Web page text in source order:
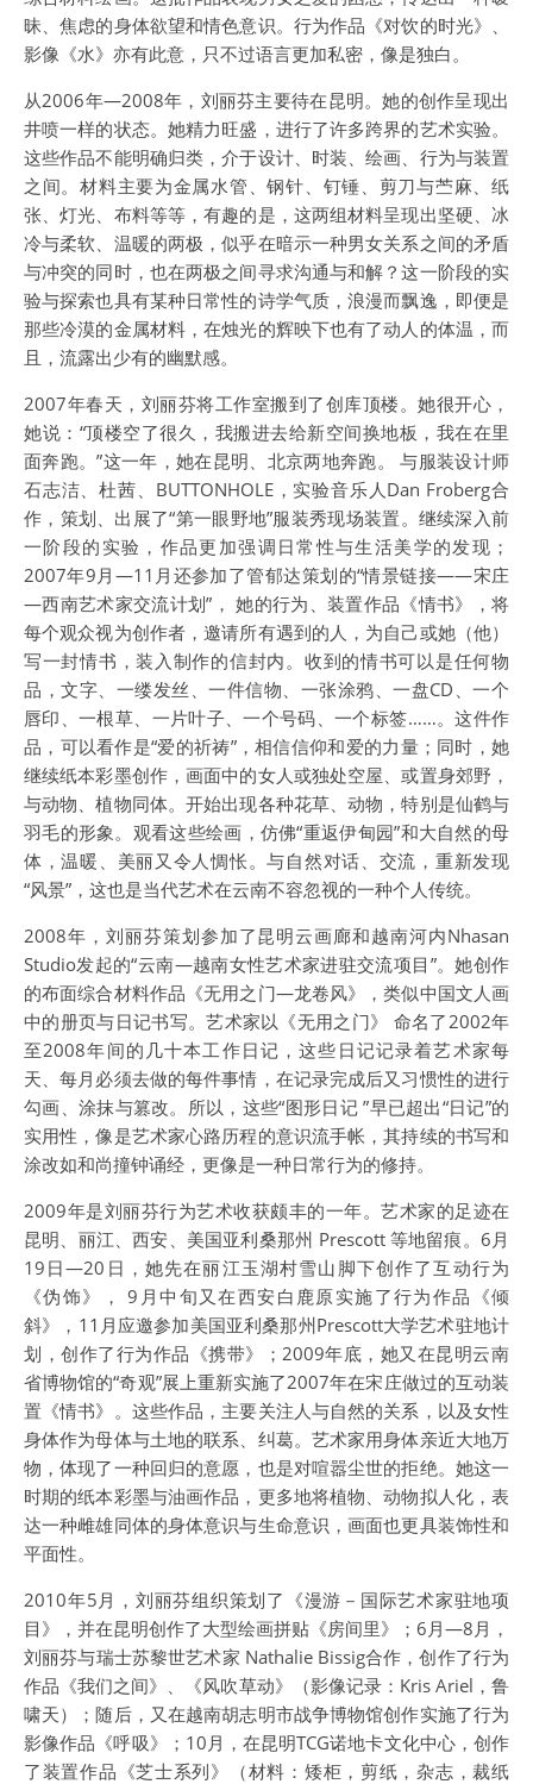
昧、焦虑的身体欲望和情色意识。行为作品《对饮的时光》、
影像《水》亦有此意，只不过语言更加私密，像是独白。
从2006年—2008年，刘丽芬主要待在昆明。她的创作呈现出
井喷一样的状态。她精力旺盛，进行了许多跨界的艺术实验。
这些作品不能明确归类，介于设计、时装、绘画、行为与装置
之间。材料主要为金属水管、钢针、钉锤、剪刀与苎麻、纸
张、灯光、布料等等，有趣的是，这两组材料呈现出坚硬、冰
冷与柔软、温暖的两极，似乎在暗示一种男女关系之间的矛盾
与冲突的同时，也在两极之间寻求沟通与和解？这一阶段的实
验与探索也具有某种日常性的诗学气质，浪漫而飘逸，即便是
那些冷漠的金属材料，在烛光的辉映下也有了动人的体温，而
且，流露出少有的幽默感。
2007年春天，刘丽芬将工作室搬到了创库顶楼。她很开心，
她说：“顶楼空了很久，我搬进去给新空间换地板，我在在里
面奔跑。”这一年，她在昆明、北京两地奔跑。 与服装设计师
石志洁、杜茜、BUTTONHOLE，实验音乐人Dan Froberg合
作，策划、出展了“第一眼野地”服装秀现场装置。继续深入前
一阶段的实验，作品更加强调日常性与生活美学的发现；
2007年9月—11月还参加了管郁达策划的“情景链接——宋庄
—西南艺术家交流计划”， 她的行为、装置作品《情书》，将
每个观众视为创作者，邀请所有遇到的人，为自己或她（他）
写一封情书，装入制作的信封内。收到的情书可以是任何物
品，文字、一缕发丝、一件信物、一张涂鸦、一盘CD、一个
唇印、一根草、一片叶子、一个号码、一个标签……。这件作
品，可以看作是“爱的祈祷”，相信信仰和爱的力量；同时，她
继续纸本彩墨创作，画面中的女人或独处空屋、或置身郊野，
与动物、植物同体。开始出现各种花草、动物，特别是仙鹤与
羽毛的形象。观看这些绘画，仿佛“重返伊甸园”和大自然的母
体，温暖、美丽又令人惆怅。与自然对话、交流，重新发现
“风景”，这也是当代艺术在云南不容忽视的一种个人传统。
2008年，刘丽芬策划参加了昆明云画廊和越南河内Nhasan
Studio发起的“云南—越南女性艺术家进驻交流项目”。她创作
的布面综合材料作品《无用之门—龙卷风》，类似中国文人画
中的册页与日记书写。艺术家以《无用之门》 命名了2002年
至2008年间的几十本工作日记，这些日记记录着艺术家每
天、每月必须去做的每件事情，在记录完成后又习惯性的进行
勾画、涂抹与篡改。所以，这些“图形日记 ”早已超出“日记”的
实用性，像是艺术家心路历程的意识流手帐，其持续的书写和
涂改如和尚撞钟诵经，更像是一种日常行为的修持。
2009年是刘丽芬行为艺术收获颇丰的一年。艺术家的足迹在
昆明、丽江、西安、美国亚利桑那州 Prescott 等地留痕。6月
19日—20日，她先在丽江玉湖村雪山脚下创作了互动行为
《伪饰》， 9月中旬又在西安白鹿原实施了行为作品《倾
斜》，11月应邀参加美国亚利桑那州Prescott大学艺术驻地计
划，创作了行为作品《携带》；2009年底，她又在昆明云南
省博物馆的“奇观”展上重新实施了2007年在宋庄做过的互动装
置《情书》。这些作品，主要关注人与自然的关系，以及女性
身体作为母体与土地的联系、纠葛。艺术家用身体亲近大地万
物，体现了一种回归的意愿，也是对喧嚣尘世的拒绝。她这一
时期的纸本彩墨与油画作品，更多地将植物、动物拟人化，表
达一种雌雄同体的身体意识与生命意识，画面也更具装饰性和
平面性。
2010年5月，刘丽芬组织策划了《漫游－国际艺术家驻地项
目》，并在昆明创作了大型绘画拼贴《房间里》；6月—8月，
刘丽芬与瑞士苏黎世艺术家 Nathalie Bissig合作，创作了行为
作品《我们之间》、《风吹草动》（影像记录：Kris Ariel，鲁
啸天）；随后，又在越南胡志明市战争博物馆创作实施了行为
影像作品《呼吸》；10月，在昆明TCG诺地卡文化中心，创作
了装置作品《芝士系列》（材料：矮柜，剪纸，杂志，裁纸